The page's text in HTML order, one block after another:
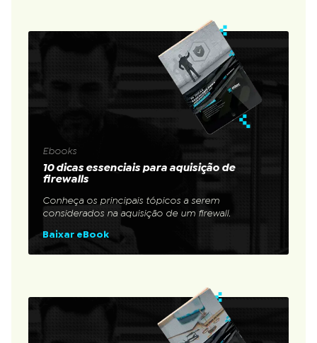
Ebooks
10 dicas essenciais para aquisição de
firewalls
Conheça os principais tópicos a serem
considerados na aquisição de um firewall.
Baixar eBook